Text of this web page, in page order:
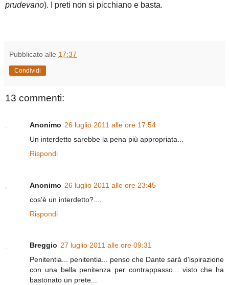
prudevano). I preti non si picchiano e basta.
Pubblicato alle 17:37
Condividi
13 commenti:
Anonimo 26 luglio 2011 alle ore 17:54
Un interdetto sarebbe la pena più appropriata...
Rispondi
Anonimo 26 luglio 2011 alle ore 23:45
cos'è un interdetto?....
Rispondi
Breggio 27 luglio 2011 alle ore 09:31
Penitentia... penitentia... penso che Dante sarà d'ispirazione
con una bella penitenza per contrappasso... visto che ha
bastonato un prete...